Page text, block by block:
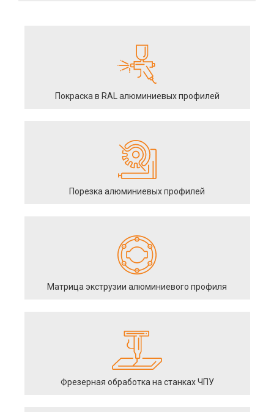
Покраска в RAL алюминиевых профилей
Порезка алюминиевых профилей
Матрица экструзии алюминиевого профиля
Фрезерная обработка на станках ЧПУ